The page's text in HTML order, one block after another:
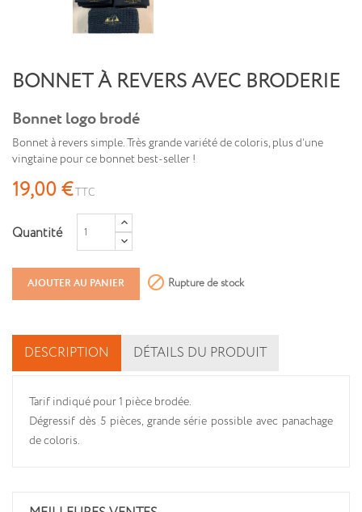
BONNET À REVERS AVEC BRODERIE
Bonnet logo brodé
Bonnet à revers simple. Très grande variété de coloris, plus d’une
vingtaine pour ce bonnet best-seller !
19,00 €TTC
Quantité
AJOUTER AU PANIER  Rupture de stock
DESCRIPTION DÉTAILS DU PRODUIT
Tarif indiqué pour 1 pièce brodée.
Dégressif dès 5 pièces, grande série possible avec panachage
de coloris.